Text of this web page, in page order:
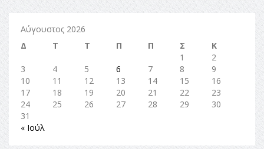
Αύγουστος 2026
Δ
Τ Τ Π Π Σ
Κ
1
2
3
4 5 6 7 8
9
10
11 12 13 14 15
16
17
18 19 20 21 22
23
24
25 26 27 28 29
30
31
« Ιούλ